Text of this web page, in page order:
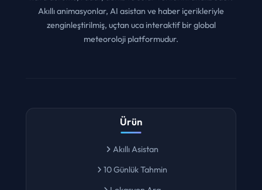
hava durumu, radar, deniz ve solar verilerini analiz eder.
Akıllı animasyonlar, AI asistan ve haber içerikleriyle
zenginleştirilmiş, uçtan uca interaktif bir global
Ürün